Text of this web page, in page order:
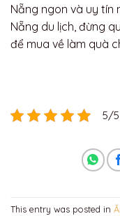
Nẵng ngon và uy tín
Nẵng du lịch, đừng
để mua về làm quà
5/5
This entry was posted in